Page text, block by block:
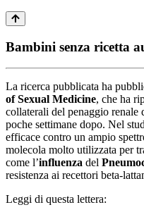
Bambini senza ricetta
La ricerca pubblicata ha
of Sexual Medicine, che ha
collaterali del penaggio renale
poche settimane dopo. Nel
efficace contro un ampio
molecola molto utilizzata per
come l’influenza del
resistenza ai recettori beta-
Leggi di questa lettera: